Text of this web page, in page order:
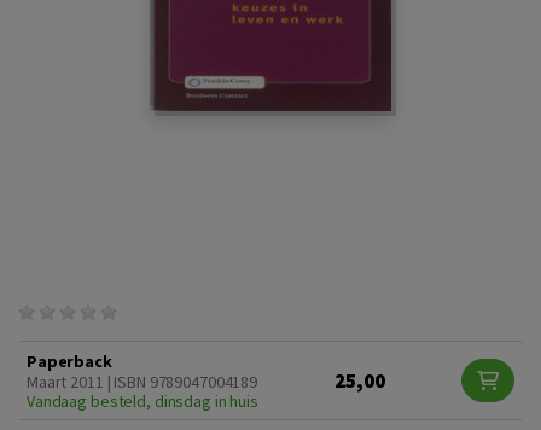
Paperback
Maart 2011 | ISBN 9789047004189
Vandaag besteld, dinsdag in huis
25,00